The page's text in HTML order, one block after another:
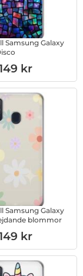
Samsung Galaxy
kr
Samsung Galaxy
blommor
kr